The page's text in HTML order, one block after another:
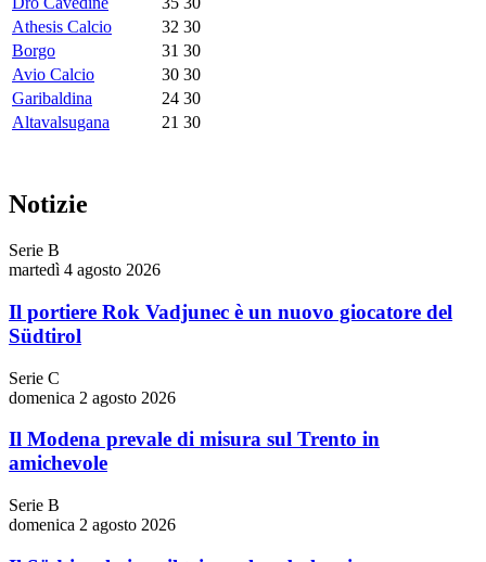
Athesis Calcio
32 30
Borgo
31 30
Avio Calcio
30 30
Garibaldina
24 30
Altavalsugana
21 30
Notizie
Serie B
martedì 4 agosto 2026
Il portiere Rok Vadjunec è un nuovo giocatore del
Südtirol
Serie C
domenica 2 agosto 2026
Il Modena prevale di misura sul Trento in
amichevole
Serie B
domenica 2 agosto 2026